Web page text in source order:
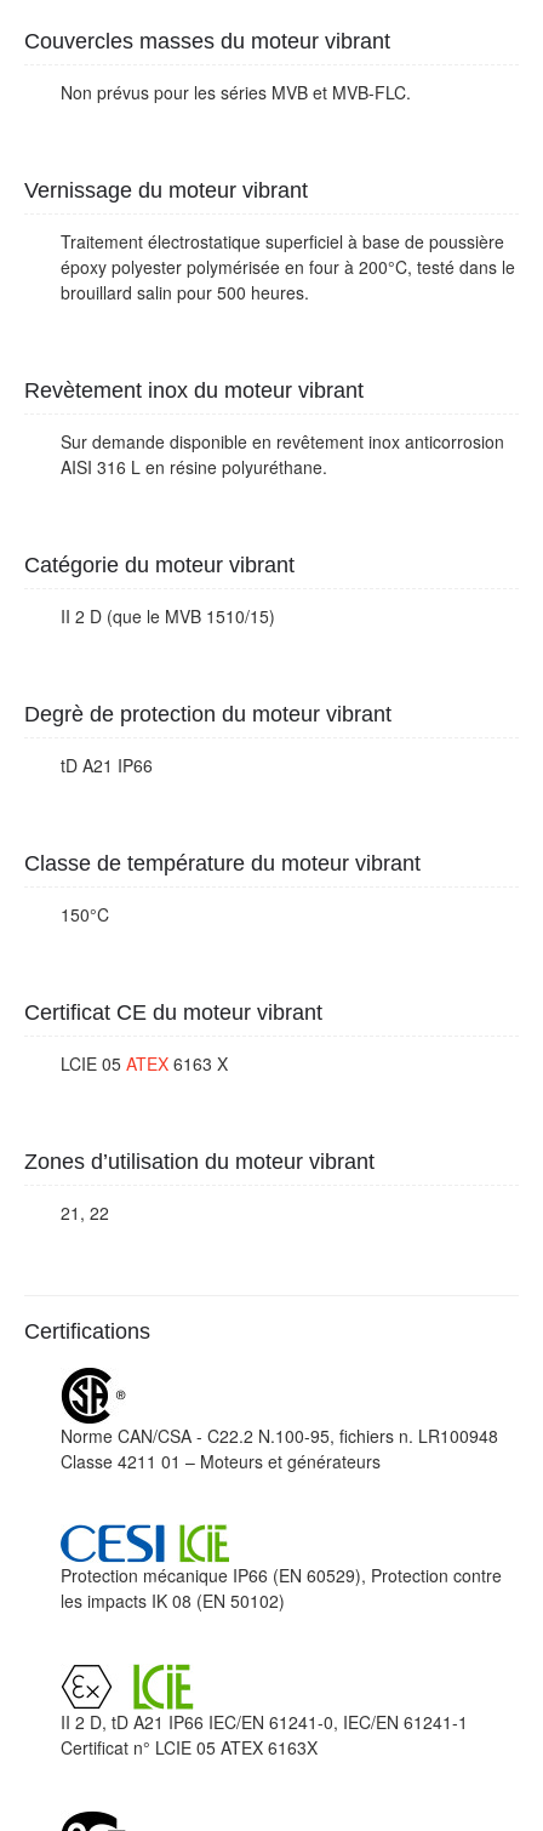
Couvercles masses du moteur vibrant
Non prévus pour les séries MVB et MVB-FLC.
Vernissage du moteur vibrant
Traitement électrostatique superficiel à base de poussière
époxy polyester polymérisée en four à 200°C, testé dans le
brouillard salin pour 500 heures.
Revètement inox du moteur vibrant
Sur demande disponible en revêtement inox anticorrosion
AISI 316 L en résine polyuréthane.
Catégorie du moteur vibrant
II 2 D (que le MVB 1510/15)
Degrè de protection du moteur vibrant
tD A21 IP66
Classe de température du moteur vibrant
150°C
Certificat CE du moteur vibrant
LCIE 05 ATEX 6163 X
Zones d’utilisation du moteur vibrant
21, 22
Certifications
Norme CAN/CSA - C22.2 N.100-95, fichiers n. LR100948
Classe 4211 01 – Moteurs et générateurs
Protection mécanique IP66 (EN 60529), Protection contre
les impacts IK 08 (EN 50102)
II 2 D, tD A21 IP66 IEC/EN 61241-0, IEC/EN 61241-1
Certificat n° LCIE 05 ATEX 6163X